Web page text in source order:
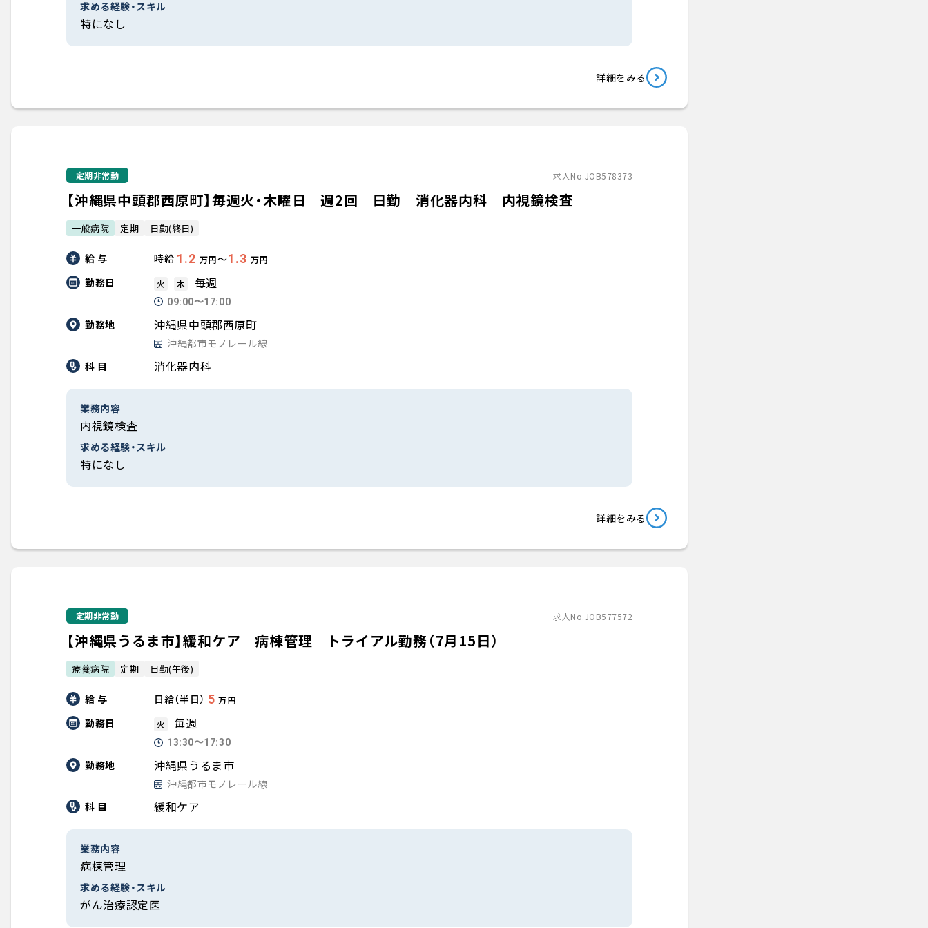
求める経験・スキル
特になし
詳細をみる
定期非常勤 求人No.JOB578373
【沖縄県中頭郡西原町】毎週火・木曜日 週2回 日勤 消化器内科 内視鏡検査
一般病院 定期 日勤(終日)
給 与 時給 1.2 万円〜1.3 万円
勤務日 火 木 毎週
09:00〜17:00
勤務地 沖縄県中頭郡西原町
沖縄都市モノレール線
科 目
消化器内科
業務内容
内視鏡検査
求める経験・スキル
特になし
詳細をみる
定期非常勤 求人No.JOB577572
【沖縄県うるま市】緩和ケア 病棟管理 トライアル勤務（7月15日）
療養病院 定期 日勤(午後)
給 与 日給（半日） 5 万円
勤務日 火 毎週
13:30〜17:30
勤務地 沖縄県うるま市
沖縄都市モノレール線
科 目
緩和ケア
業務内容
病棟管理
求める経験・スキル
がん治療認定医